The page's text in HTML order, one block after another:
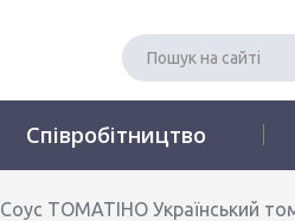
Співробітництво
Соус ТОМАТІНО Український